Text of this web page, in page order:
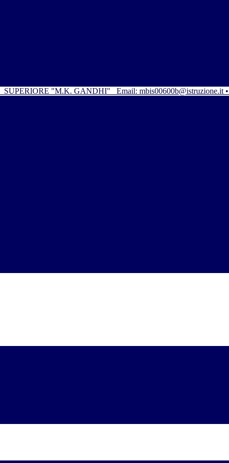
SUPERIORE "M.K. GANDHI" Email: mbis00600b@istruzione.it